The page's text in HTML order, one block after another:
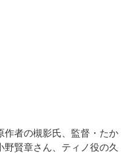
者の槻影氏、監督・たか
賢章さん、ティノ役の久